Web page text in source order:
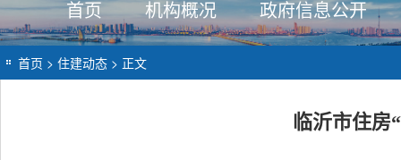
首页 机构概况 政府信息公开
首页 > 住建动态 > 正文
临沂市住房